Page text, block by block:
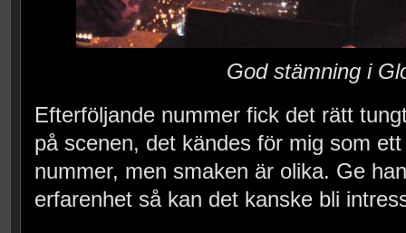
God stämning i
Efterföljande nummer fick det rätt
på scenen, det kändes för mig som
nummer, men smaken är olika. Ge
erfarenhet så kan det kanske bli